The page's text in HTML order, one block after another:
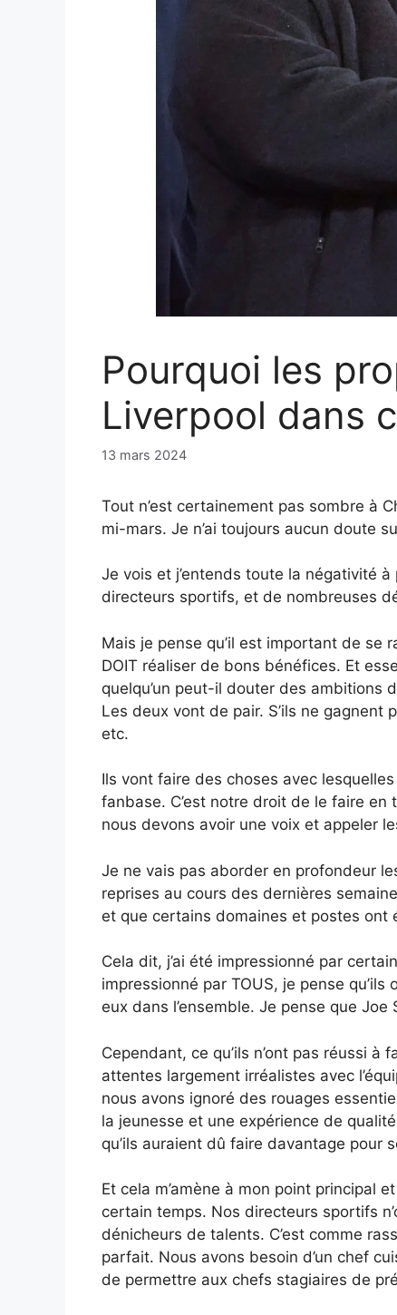
Pourquoi les
Liverpool dans
13 mars 2024
Tout n’est certainement pas sombre à
mi-mars. Je n’ai toujours aucun doute
Je vois et j’entends toute la négativité
directeurs sportifs, et de nombreuses
Mais je pense qu’il est important de
DOIT réaliser de bons bénéfices. Et
quelqu’un peut-il douter des ambitions
Les deux vont de pair. S’ils ne
etc.
Ils vont faire des choses avec
fanbase. C’est notre droit de le faire
nous devons avoir une voix et appeler
Je ne vais pas aborder en profondeur
reprises au cours des dernières
et que certains domaines et postes ont
Cela dit, j’ai été impressionné par
impressionné par TOUS, je pense
eux dans l’ensemble. Je pense que
Cependant, ce qu’ils n’ont pas réussi
attentes largement irréalistes avec
nous avons ignoré des rouages
la jeunesse et une expérience de
qu’ils auraient dû faire davantage pour
Et cela m’amène à mon point principal
certain temps. Nos directeurs sportifs
dénicheurs de talents. C’est comme
parfait. Nous avons besoin d’un chef
de permettre aux chefs stagiaires de